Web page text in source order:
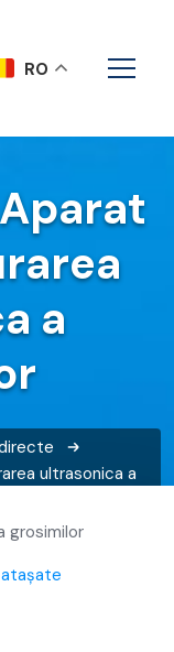
a
ultrasonica a
grosimilor
RO